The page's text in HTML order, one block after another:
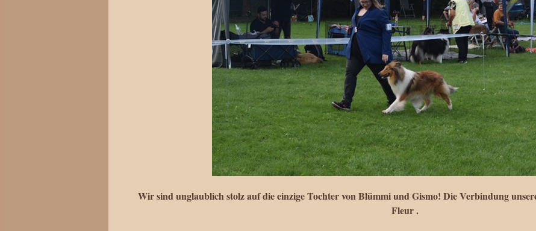
Wir sind unglaublich stolz auf die einzige Tochter von Blümmi und Gismo! Die Verbindung
Fleur .